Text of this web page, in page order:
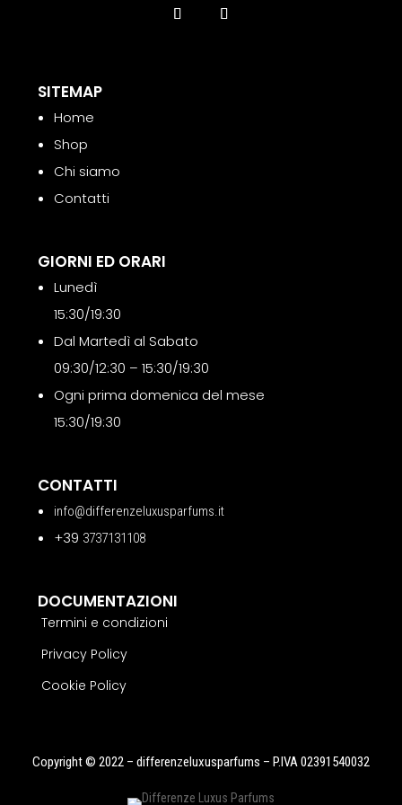
SITEMAP
Home
Shop
Chi siamo
Contatti
GIORNI ED ORARI
Lunedì
15:30/19:30
Dal Martedì al Sabato
09:30/12:30 – 15:30/19:30
Ogni prima domenica del mese
15:30/19:30
CONTATTI
info@differenzeluxusparfums.it
+39 3737131108
DOCUMENTAZIONI
Termini e condizioni
Privacy Policy
Cookie Policy
Copyright © 2022 – differenzeluxusparfums – P.IVA 02391540032